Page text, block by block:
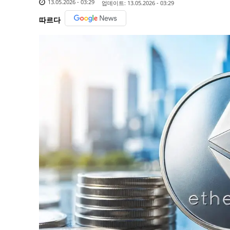
13.05.2026 - 03:29 업데이트: 13.05.2026 - 03:29
따르다